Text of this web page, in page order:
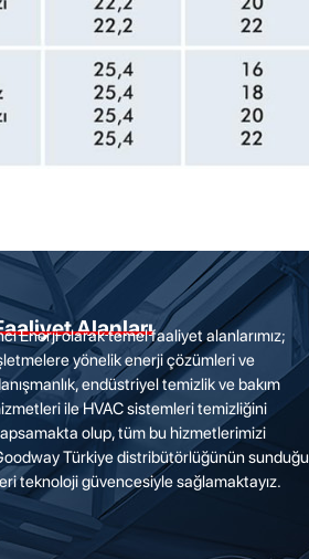
Alanları
Enerji olarak temel faaliyet alanlarımız;
yönelik enerji çözümleri ve
endüstriyel temizlik ve bakım
ile HVAC sistemleri temizliğini
olup, tüm bu hizmetlerimizi
Türkiye distribütörlüğünün sunduğu
teknoloji güvencesiyle sağlamaktayız.